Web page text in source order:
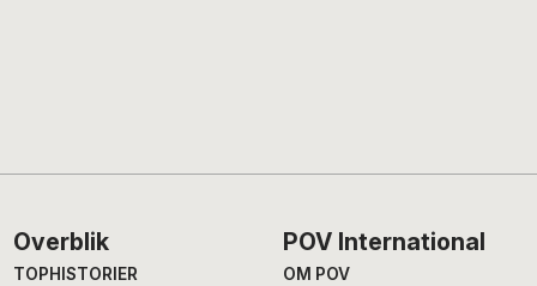
Footer
Overblik
TOPHISTORIER
POV International
OM POV